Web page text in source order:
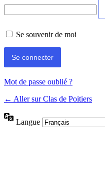
Se souvenir de moi
Mot de passe oublié ?
← Aller sur Clas de Poitiers
Langue